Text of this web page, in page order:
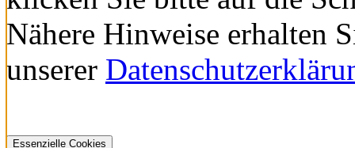
Cookies, die zum Betrieb
klicken Sie bitte auf die
Nähere Hinweise erhalten
unserer